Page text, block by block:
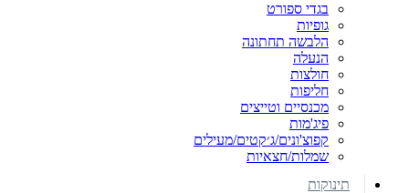
בגדי ספורט
גופיות
הלבשה תחתונה
הנעלה
חולצות
חליפות
מכנסיים וטייצים
פיג'מות
קפוצ'ונים/ג׳קטים/מעילים
שמלות/חצאיות
תינוקות